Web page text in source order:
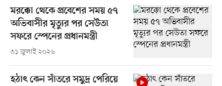
মরক্কো থেকে প্রবেশের সময় ৫৭
অভিবাসীর মৃত্যুর পর সেউতা
সফরে স্পেনের প্রধানমন্ত্রী
৩১ জুলাই ২০২৬
হঠাৎ কেন সাঁতরে সমুদ্র পেরিয়ে